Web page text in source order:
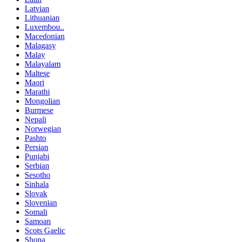
Latvian
Lithuanian
Luxembou..
Macedonian
Malagasy
Malay
Malayalam
Maltese
Maori
Marathi
Mongolian
Burmese
Nepali
Norwegian
Pashto
Persian
Punjabi
Serbian
Sesotho
Sinhala
Slovak
Slovenian
Somali
Samoan
Scots Gaelic
Shona